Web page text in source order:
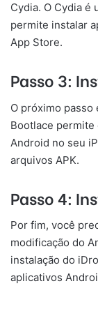
Cydia. O Cydia é
permite instalar
App Store.
Passo 3:
O próximo passo
Bootlace
Android no seu
arquivos APK.
Passo 4:
Por fim, você
modificação do
instalação do
aplicativos